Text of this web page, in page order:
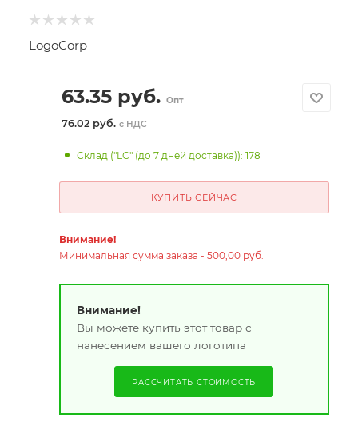
LogoCorp
63.35руб. Опт
76.02 руб. с НДС
Склад ("LC" (до 7 дней доставка)): 178
КУПИТЬ СЕЙЧАС
Внимание!
Минимальная сумма заказа - 500,00 руб.
Внимание!
Вы можете купить этот товар с
нанесением вашего логотипа
РАССЧИТАТЬ СТОИМОСТЬ